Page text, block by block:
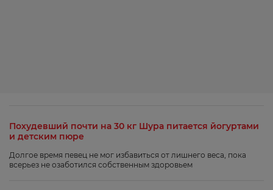
Похудевший почти на 30 кг Шура питается йогуртами
и детским пюре
Долгое время певец не мог избавиться от лишнего веса, пока
всерьез не озаботился собственным здоровьем